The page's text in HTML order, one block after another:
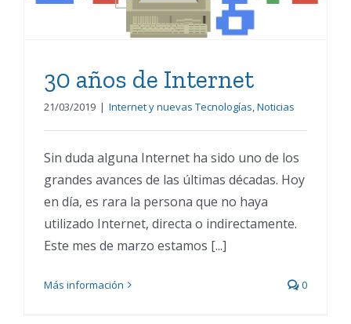
30 años de Internet
21/03/2019 | Internet y nuevas Tecnologías,Noticias
Sin duda alguna Internet ha sido uno de los
grandes avances de las últimas décadas. Hoy
en día, es rara la persona que no haya
utilizado Internet, directa o indirectamente.
Este mes de marzo estamos [...]
Más información 0